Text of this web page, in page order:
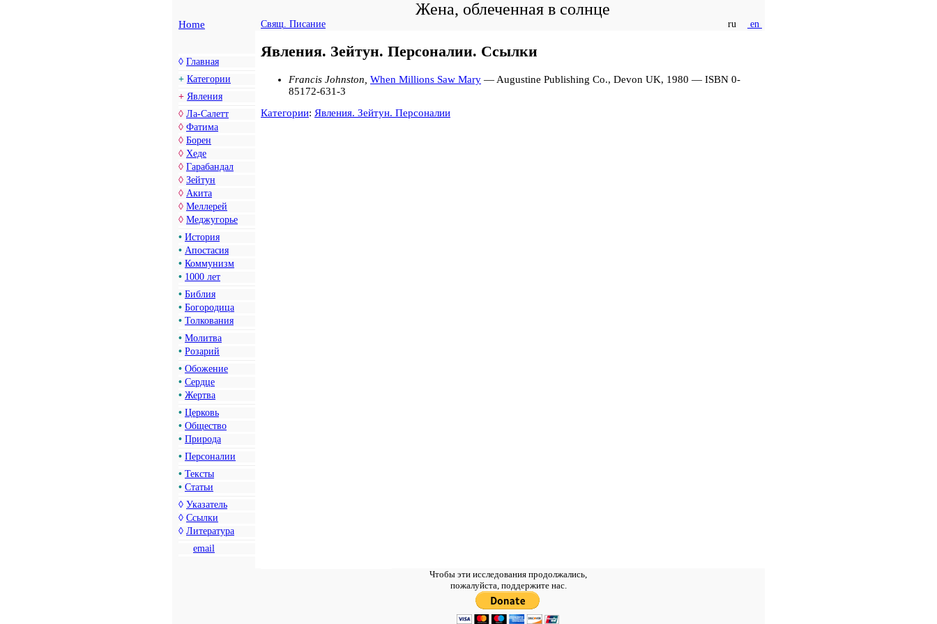
Жена, облеченная в солнце
Home Свящ. Писание ru en
◊ Главная
+ Категории
+ Явления
◊ Ла-Салетт
◊ Фатима
◊ Борен
◊ Хеде
◊ Гарабандал
◊ Зейтун
◊ Акита
◊ Меллерей
◊ Меджугорье
• История
• Апостасия
• Коммунизм
• 1000 лет
• Библия
• Богородица
• Толкования
• Молитва
• Розарий
• Обожение
• Сердце
• Жертва
• Церковь
• Общество
• Природа
• Персоналии
• Тексты
• Статьи
◊ Указатель
◊ Ссылки
◊ Литература
email
Явления. Зейтун. Персоналии. Ссылки
Francis Johnston, When Millions Saw Mary — Augustine Publishing Co., Devon UK, 1980 — ISBN 0-
85172-631-3
Категории: Явления. Зейтун. Персоналии
Чтобы эти исследования продолжались,
пожалуйста, поддержите нас.